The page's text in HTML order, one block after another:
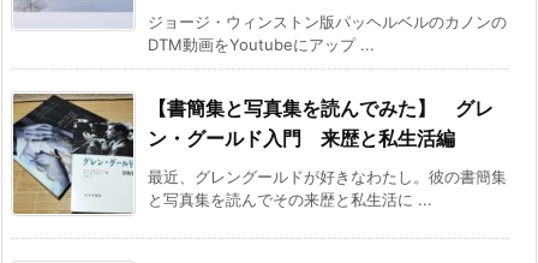
ジョージ・ウィンストン版パッヘルベルのカノンの
DTM動画をYoutubeにアップ ...
【書簡集と写真集を読んでみた】 グレ
ン・グールド入門 来歴と私生活編
最近、グレングールドが好きなわたし。彼の書簡集
と写真集を読んでその来歴と私生活に ...